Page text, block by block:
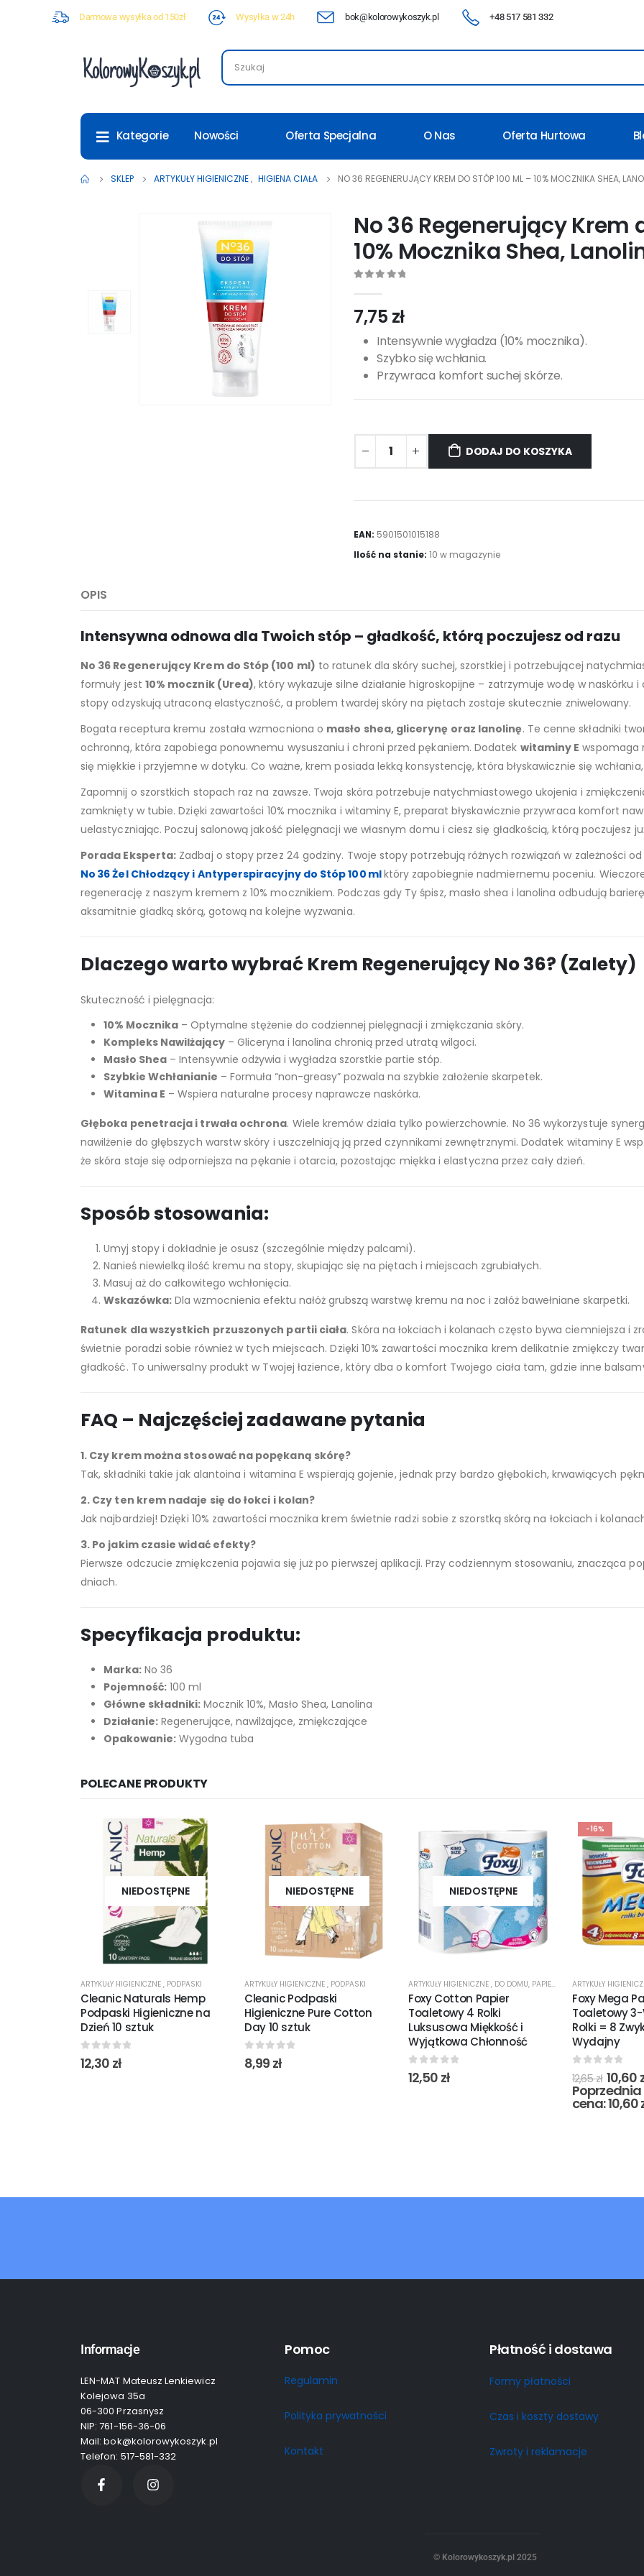
Darmowa wysyłka od 150zł Wysyłka w 24h bok@kolorowykoszyk.pl +48 517 581 332
Kategorie Nowości Oferta Specjalna O Nas Oferta Hurtowa
SKLEP ARTYKUŁY HIGIENICZNE, HIGIENA CIAŁA NO 36 REGENERUJĄCY KREM DO STÓP 100 ML – 10% MOCZNIKA SHEA,
No 36 Regenerujący Krem
10% Mocznika Shea,
7,75 zł
Intensywnie wygładza (10% mocznika).
Szybko się wchłania.
Przywraca komfort suchej skórze.
DODAJ DO KOSZYKA
EAN: 5901501015188
Ilość na stanie: 10 w magazynie
OPIS
Intensywna odnowa dla Twoich stóp – gładkość, którą poczujesz od razu
No 36 Regenerujący Krem do Stóp (100 ml) to ratunek dla skóry suchej, szorstkiej i potrzebującej
formuły jest 10% mocznik (Urea), który wykazuje silne działanie higroskopijne – zatrzymuje wodę w
stopy odzyskują utraconą elastyczność, a problem twardej skóry na piętach zostaje skutecznie zniwelowany.
Bogata receptura kremu została wzmocniona o masło shea, glicerynę oraz lanolinę. Te cenne składniki
ochronną, która zapobiega ponownemu wysuszaniu i chroni przed pękaniem. Dodatek witaminy E wspomaga
się miękkie i przyjemne w dotyku. Co ważne, krem posiada lekką konsystencję, która błyskawicznie się
Zapomnij o szorstkich stopach raz na zawsze. Twoja skóra potrzebuje natychmiastowego ukojenia i
zamknięty w tubie. Dzięki zawartości 10% mocznika i witaminy E, preparat błyskawicznie przywraca komfort
uelastyczniając. Poczuj salonową jakość pielęgnacji we własnym domu i ciesz się gładkością, którą poczujesz
Porada Eksperta: Zadbaj o stopy przez 24 godziny. Twoje stopy potrzebują różnych rozwiązań w zależności
No 36 Żel Chłodzący i Antyperspiracyjny do Stóp 100 mlktóry zapobiegnie nadmiernemu poceniu.
regenerację z naszym kremem z 10% mocznikiem. Podczas gdy Ty śpisz, masło shea i lanolina odbudują
aksamitnie gładką skórą, gotową na kolejne wyzwania.
Dlaczego warto wybrać Krem Regenerujący No 36? (Zalety)
Skuteczność i pielęgnacja:
10% Mocznika – Optymalne stężenie do codziennej pielęgnacji i zmiękczania skóry.
Kompleks Nawilżający – Gliceryna i lanolina chronią przed utratą wilgoci.
Masło Shea – Intensywnie odżywia i wygładza szorstkie partie stóp.
Szybkie Wchłanianie – Formuła “non-greasy” pozwala na szybkie założenie skarpetek.
Witamina E – Wspiera naturalne procesy naprawcze naskórka.
Głęboka penetracja i trwała ochrona. Wiele kremów działa tylko powierzchownie. No 36 wykorzystuje
nawilżenie do głębszych warstw skóry i uszczelniają ją przed czynnikami zewnętrznymi. Dodatek witaminy E
że skóra staje się odporniejsza na pękanie i otarcia, pozostając miękka i elastyczna przez cały dzień.
Sposób stosowania:
Umyj stopy i dokładnie je osusz (szczególnie między palcami).
Nanieś niewielką ilość kremu na stopy, skupiając się na piętach i miejscach zgrubiałych.
Masuj aż do całkowitego wchłonięcia.
Wskazówka: Dla wzmocnienia efektu nałóż grubszą warstwę kremu na noc i załóż bawełniane skarpetki.
Ratunek dla wszystkich przuszonych partii ciała. Skóra na łokciach i kolanach często bywa ciemniejsza i
świetnie poradzi sobie również w tych miejscach. Dzięki 10% zawartości mocznika krem delikatnie zmiękczy
gładkość. To uniwersalny produkt w Twojej łazience, który dba o komfort Twojego ciała tam, gdzie inne
FAQ – Najczęściej zadawane pytania
1. Czy krem można stosować na popękaną skórę?
Tak, składniki takie jak alantoina i witamina E wspierają gojenie, jednak przy bardzo głębokich, krwawiących
2. Czy ten krem nadaje się do łokci i kolan?
Jak najbardziej! Dzięki 10% zawartości mocznika krem świetnie radzi sobie z szorstką skórą na łokciach i
3. Po jakim czasie widać efekty?
Pierwsze odczucie zmiękczenia pojawia się już po pierwszej aplikacji. Przy codziennym stosowaniu, znacząca
dniach.
Specyfikacja produktu:
Marka: No 36
Pojemność: 100 ml
Główne składniki: Mocznik 10%, Masło Shea, Lanolina
Działanie: Regenerujące, nawilżające, zmiękczające
Opakowanie: Wygodna tuba
POLECANE PRODUKTY
NIEDOSTĘPNE
ARTYKUŁY HIGIENICZNE , PODPASKI
Cleanic Naturals Hemp
Podpaski Higieniczne na
Dzień 10 sztuk
0out of 5
12,30 zł
NIEDOSTĘPNE
ARTYKUŁY HIGIENICZNE , PODPASKI
Cleanic Podpaski
Higieniczne Pure Cotton
Day 10 sztuk
0out of 5
8,99 zł
NIEDOSTĘPNE
ARTYKUŁY HIGIENICZNE , DO DOMU, PAPIER TOALETOWY
Foxy Cotton Papier
Toaletowy 4 Rolki
Luksusowa Miękkość i
Wyjątkowa Chłonność
0out of 5
12,50 zł
-16%
ARTYKUŁY
Foxy Mega
Toaletowy
Rolki = 8
Wydajny
out of 5
12,65zł 10,60
cena:10,60
Informacje
LEN-MAT Mateusz Lenkiewicz
Kolejowa 35a
06-300 Przasnysz
NIP: 761-156-36-06
Mail: bok@kolorowykoszyk.pl
Telefon: 517-581-332
Pomoc
Regulamin
Polityka prywatności
Kontakt
Płatność i dostawa
Formy płatności
Czas i koszty dostawy
Zwroty i reklamacje
© Kolorowykoszyk.pl 2025